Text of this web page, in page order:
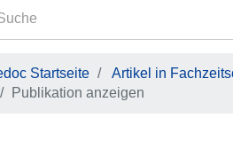
Startseite Artikel in
Publikation anzeigen